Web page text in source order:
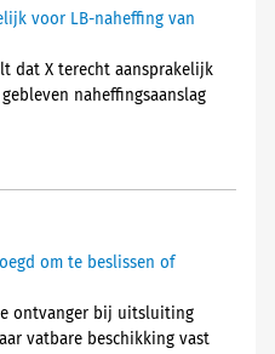
voor LB-naheffing van
dat X terecht aansprakelijk
naheffingsaanslag
om te beslissen of
ontvanger bij uitsluiting
vatbare beschikking vast